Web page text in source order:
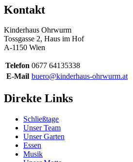
Kontakt
Kinderhaus Ohrwurm
Tossgasse 2, Haus im Hof
A-1150 Wien
Telefon 0677 64135338
E-Mail buero@kinderhaus-ohrwurm.at
Direkte Links
Schließtage
Unser Team
Unser Garten
Essen
Musik